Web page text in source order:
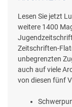
Lesen Sie jetzt
weitere 1400
Zeitschriften-
unbegrenzten
auch auf viele
von diesen fünf